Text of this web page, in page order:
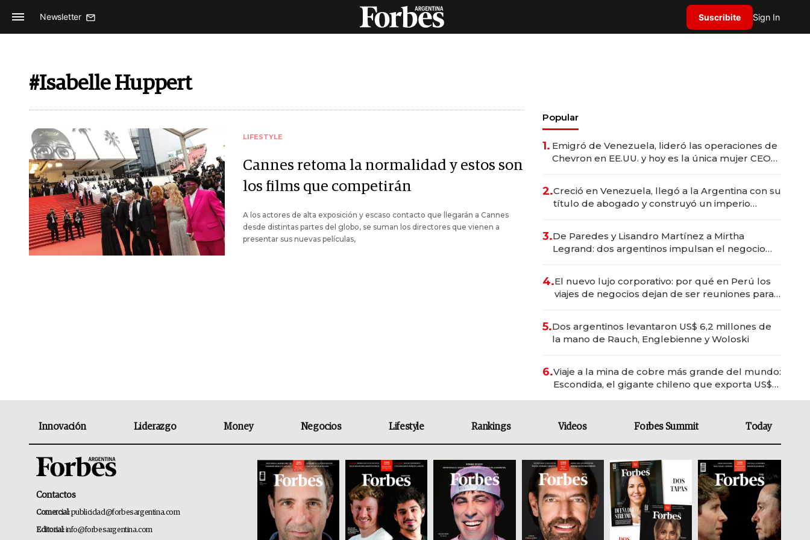
Newsletter Suscribite Sign In
#Isabelle Huppert
LIFESTYLE
Cannes retoma la normalidad y estos son
los films que competirán
A los actores de alta exposición y escaso contacto que llegarán a Cannes
desde distintas partes del globo, se suman los directores que vienen a
presentar sus nuevas películas,
Popular
1. Emigró de Venezuela, lideró las operaciones de
Chevron en EE.UU. y hoy es la única mujer CEO
2.Creció en Venezuela, llegó a la Argentina con su
título de abogado y construyó un imperio
3.De Paredes y Lisandro Martínez a Mirtha
Legrand: dos argentinos impulsan el negocio
4.El nuevo lujo corporativo: por qué en Perú los
viajes de negocios dejan de ser reuniones para
5.Dos argentinos levantaron US$ 6,2 millones de
la mano de Rauch, Englebienne y Woloski
6.Viaje a la mina de cobre más grande del mundo:
Escondida, el gigante chileno que exporta US$
Innovación Liderazgo Money Negocios Lifestyle Rankings Videos Forbes Summit Today
Contactos
Comercial:publicidad@forbesargentina.com
Editorial:info@forbesargentina.com